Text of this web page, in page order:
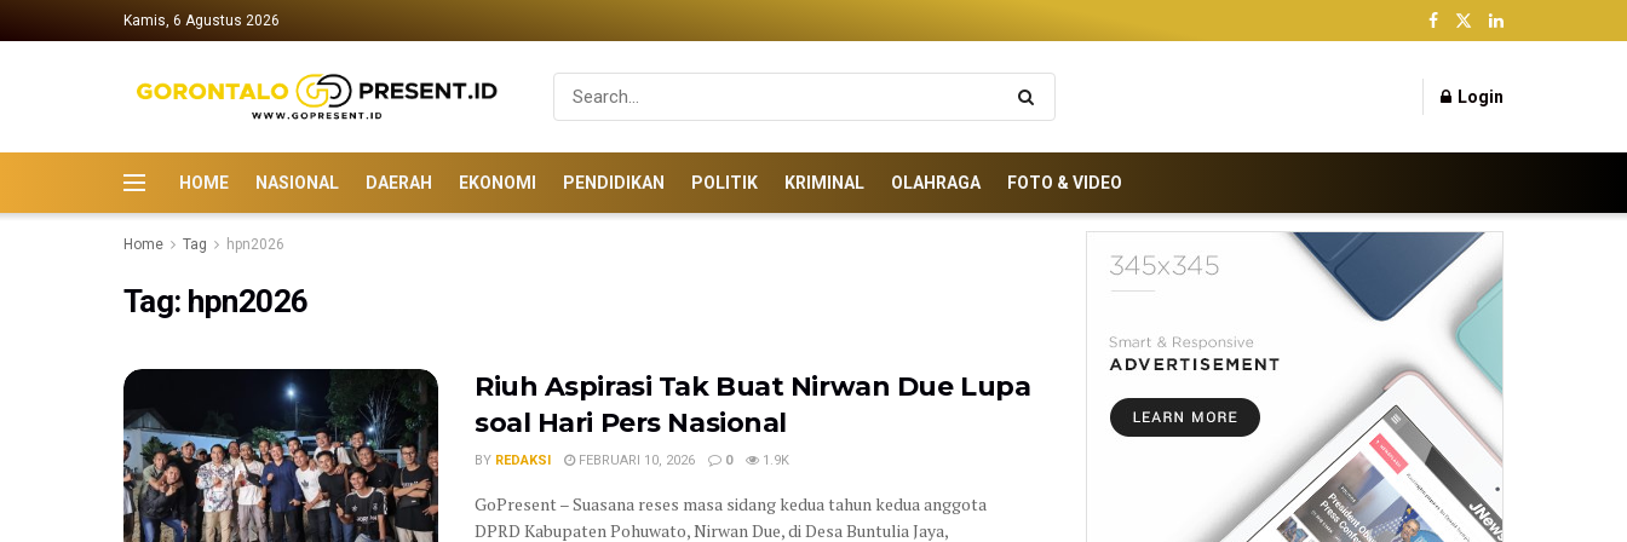
Kamis, 6 Agustus 2026
Login
HOME NASIONAL DAERAH EKONOMI PENDIDIKAN POLITIK KRIMINAL OLAHRAGA FOTO & VIDEO
Home Tag hpn2026
Tag: hpn2026
Riuh Aspirasi Tak Buat Nirwan Due Lupa
soal Hari Pers Nasional
BY REDAKSI FEBRUARI 10, 2026 0 1.9K
GoPresent – Suasana reses masa sidang kedua tahun kedua anggota
DPRD Kabupaten Pohuwato, Nirwan Due, di Desa Buntulia Jaya,